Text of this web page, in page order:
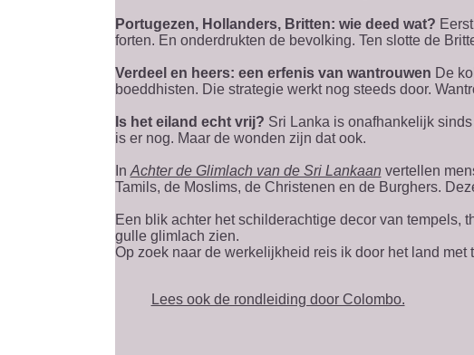
Portugezen, Hollanders, Britten: wie deed wat?
forten. En onderdrukten de bevolking. Ten slotte de
Verdeel en heers: een erfenis van wantrouwen De
boeddhisten. Die strategie werkt nog steeds door.
Is het eiland echt vrij? Sri Lanka is onafhankelijk
is er nog. Maar de wonden zijn dat ook.
In Achter de Glimlach van de Sri Lankaan vertellen
Tamils, de Moslims, de Christenen en de Burghers.
Een blik achter het schilderachtige decor van tempels,
gulle glimlach zien.
Op zoek naar de werkelijkheid reis ik door het land
Lees ook de rondleiding door Colombo.